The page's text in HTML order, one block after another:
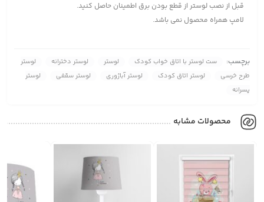
قبل از نصب لوستر از قطع بودن برق اطمینان حاصل کنید.
لامپ همراه محصول نمی باشد.
برچسب: ست لوستر با اتاق خواب کودک لوستر لوستر دخترانه
لوستر
طرح خرسی
لوستر اتاق کودک لوستر آباژوری لوستر سقفی
لوستر
پسرانه
محصولات مشابه